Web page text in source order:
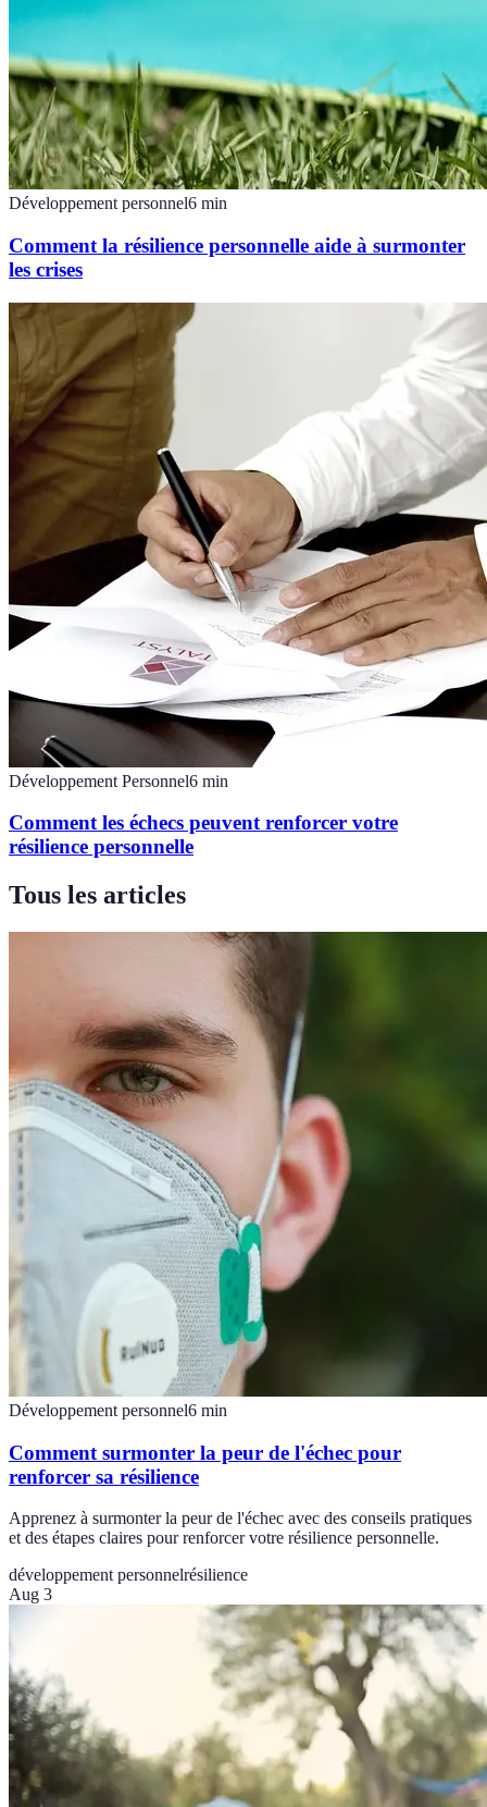
Développement personnel6 min
Comment la résilience personnelle aide à surmonter
les crises
Développement Personnel6 min
Comment les échecs peuvent renforcer votre
résilience personnelle
Tous les articles
Développement personnel6 min
Comment surmonter la peur de l'échec pour
renforcer sa résilience
Apprenez à surmonter la peur de l'échec avec des conseils pratiques
et des étapes claires pour renforcer votre résilience personnelle.
développement personnelrésilience
Aug 3